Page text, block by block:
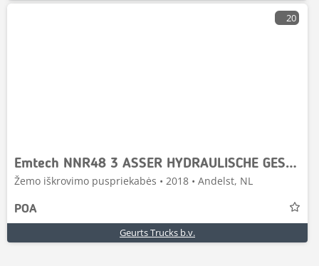
20
Emtech NNR48 3 ASSER HYDRAULISCHE GESTUURDE KORTE UITSCHU
Žemo iškrovimo puspriekabės • 2018 • Andelst, NL
POA
Geurts Trucks b.v.